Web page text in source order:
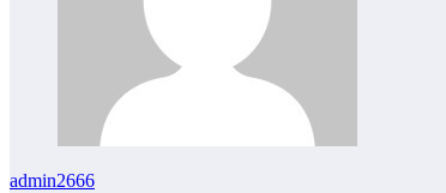
admin2666